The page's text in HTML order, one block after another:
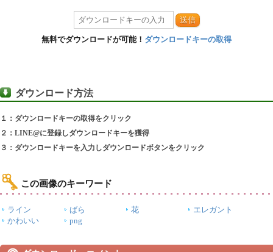
送信
無料でダウンロードが可能！ ダウンロードキーの取得
ダウンロード方法
１：ダウンロードキーの取得をクリック
２：LINE@に登録しダウンロードキーを獲得
３：ダウンロードキーを入力しダウンロードボタンをクリック
この画像のキーワード
ライン ばら 花
エレガント
かわいい
png